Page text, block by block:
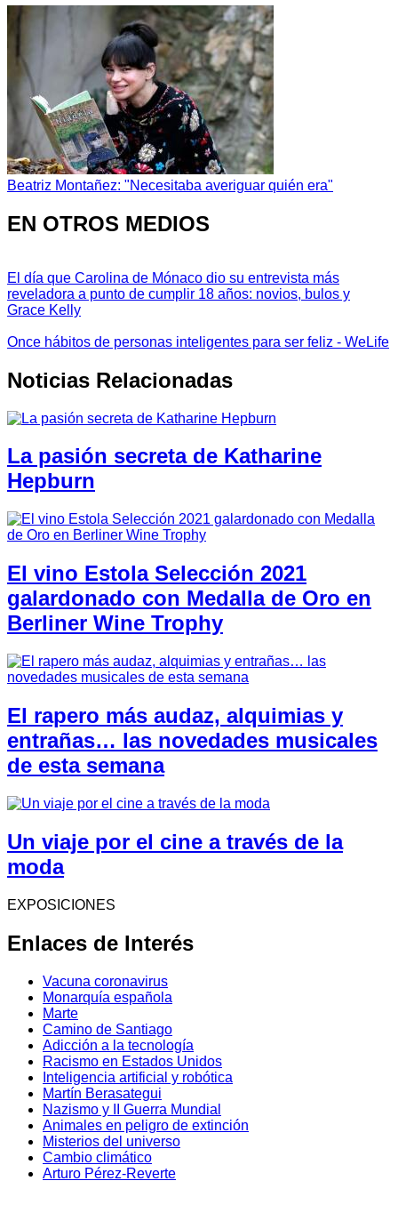
Beatriz Montañez: "Necesitaba averiguar quién era"
EN OTROS MEDIOS
El día que Carolina de Mónaco dio su entrevista más
reveladora a punto de cumplir 18 años: novios, bulos y
Grace Kelly
Once hábitos de personas inteligentes para ser feliz - WeLife
Noticias Relacionadas
La pasión secreta de Katharine
Hepburn
El vino Estola Selección 2021
galardonado con Medalla de Oro en
Berliner Wine Trophy
El rapero más audaz, alquimias y
entrañas… las novedades musicales
de esta semana
Un viaje por el cine a través de la
moda
EXPOSICIONES
Enlaces de Interés
Vacuna coronavirus
Monarquía española
Marte
Camino de Santiago
Adicción a la tecnología
Racismo en Estados Unidos
Inteligencia artificial y robótica
Martín Berasategui
Nazismo y II Guerra Mundial
Animales en peligro de extinción
Misterios del universo
Cambio climático
Arturo Pérez-Reverte